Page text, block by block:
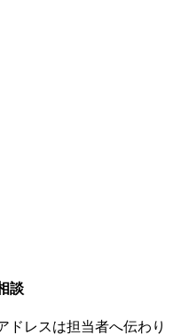
談
ドレスは担当者へ伝わり